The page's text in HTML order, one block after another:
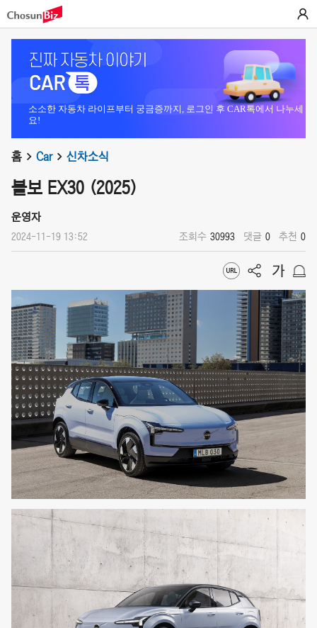
소소한 자동차 라이프부터 궁금증까지, 로그인 후 CAR톡에서 나누세
요!
홈 Car 신차소식
볼보 EX30 (2025)
운영자
2024-11-19 13:52 조회수 30993 댓글 0 추천 0